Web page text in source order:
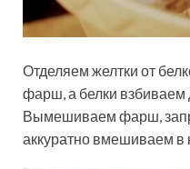
Отделяем желтки от
фарш, а белки взбиваем
Вымешиваем фарш,
аккуратно вмешиваем в